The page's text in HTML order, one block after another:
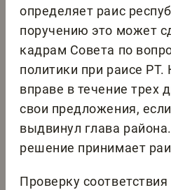
определяет раис
поручению это может
кадрам Совета по
политики при раисе
вправе в течение трех
свои предложения,
выдвинул глава
решение принимает
Проверку